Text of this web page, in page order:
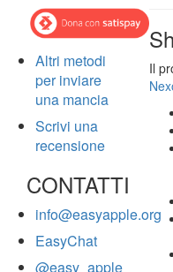
Altri metodi
per inviare
una mancia
Scrivi una
recensione
CONTATTI
info@easyapple.org
EasyChat
@easy_apple
Il